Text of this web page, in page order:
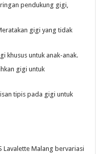
pendukung gigi,
gigi yang tidak
khusus untuk anak-anak.
gigi untuk
tipis pada gigi untuk
Lavalette Malang bervariasi